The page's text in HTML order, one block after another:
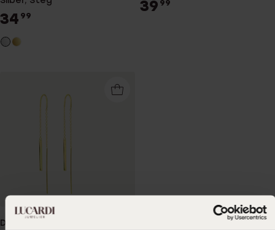
34 99
39 99
Durchzieher-Ohrringe, 925